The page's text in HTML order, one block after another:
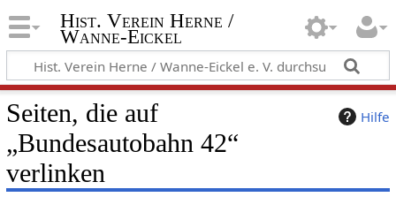
Hist. Verein Herne /
Wanne-Eickel
Hilfe
Seiten, die auf
„Bundesautobahn 42“
verlinken